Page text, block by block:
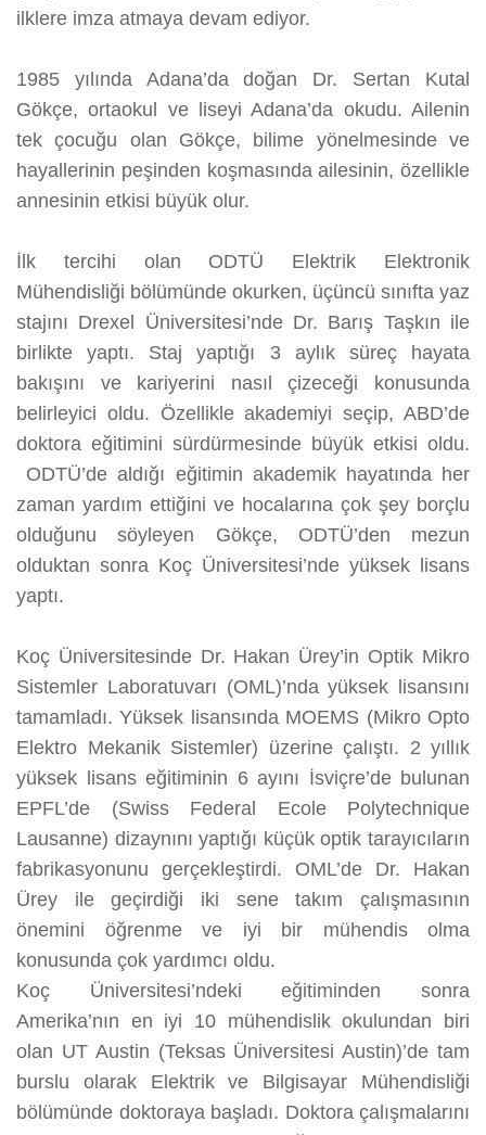
ilklere imza atmaya devam ediyor.
1985 yılında Adana’da doğan Dr. Sertan Kutal
Gökçe, ortaokul ve liseyi Adana’da okudu. Ailenin
tek çocuğu olan Gökçe, bilime yönelmesinde ve
hayallerinin peşinden koşmasında ailesinin, özellikle
annesinin etkisi büyük olur.
İlk tercihi olan ODTÜ Elektrik Elektronik
Mühendisliği bölümünde okurken, üçüncü sınıfta yaz
stajını Drexel Üniversitesi’nde Dr. Barış Taşkın ile
birlikte yaptı. Staj yaptığı 3 aylık süreç hayata
bakışını ve kariyerini nasıl çizeceği konusunda
belirleyici oldu. Özellikle akademiyi seçip, ABD’de
doktora eğitimini sürdürmesinde büyük etkisi oldu.
ODTÜ’de aldığı eğitimin akademik hayatında her
zaman yardım ettiğini ve hocalarına çok şey borçlu
olduğunu söyleyen Gökçe, ODTÜ’den mezun
olduktan sonra Koç Üniversitesi’nde yüksek lisans
yaptı.
Koç Üniversitesinde Dr. Hakan Ürey’in Optik Mikro
Sistemler Laboratuvarı (OML)’nda yüksek lisansını
tamamladı. Yüksek lisansında MOEMS (Mikro Opto
Elektro Mekanik Sistemler) üzerine çalıştı. 2 yıllık
yüksek lisans eğitiminin 6 ayını İsviçre’de bulunan
EPFL’de (Swiss Federal Ecole Polytechnique
Lausanne) dizaynını yaptığı küçük optik tarayıcıların
fabrikasyonunu gerçekleştirdi. OML’de Dr. Hakan
Ürey ile geçirdiği iki sene takım çalışmasının
önemini öğrenme ve iyi bir mühendis olma
konusunda çok yardımcı oldu.
Koç Üniversitesi’ndeki eğitiminden sonra
Amerika’nın en iyi 10 mühendislik okulundan biri
olan UT Austin (Teksas Üniversitesi Austin)’de tam
burslu olarak Elektrik ve Bilgisayar Mühendisliği
bölümünde doktoraya başladı. Doktora çalışmalarını